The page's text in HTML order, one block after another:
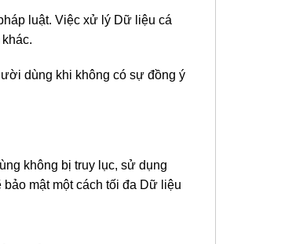
luật. Việc xử lý Dữ liệu cá
dùng khi không có sự đồng ý
không bị truy lục, sử dụng
mật một cách tối đa Dữ liệu